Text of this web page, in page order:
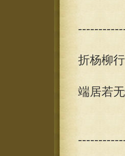
折杨柳行
端居若